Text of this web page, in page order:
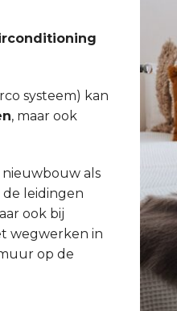
systeem) kan
, maar ook
nieuwbouw als
de leidingen
ook bij
wegwerken in
op de